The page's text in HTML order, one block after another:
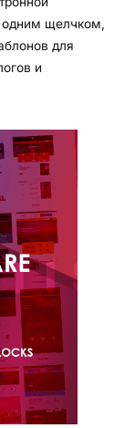
одним щелчком,
для
и